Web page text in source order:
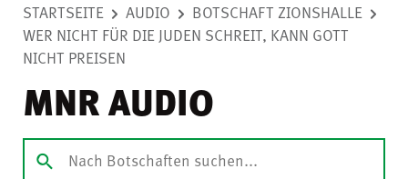
STARTSEITE AUDIO
BOTSCHAFT ZIONSHALLE
WER NICHT FÜR DIE JUDEN SCHREIT, KANN GOTT
NICHT PREISEN
MNR AUDIO